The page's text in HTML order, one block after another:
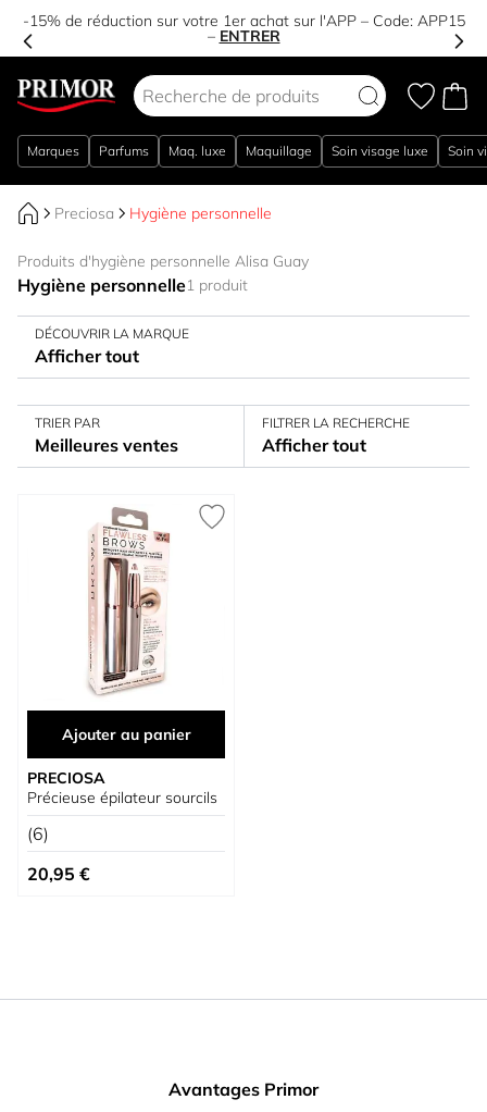
-15% de réduction sur votre 1er achat sur l'APP – Code: APP15
– ENTRER
Marques Parfums Maq. luxe Maquillage Soin visage luxe Soin
Preciosa Hygiène personnelle
Produits d'hygiène personnelle Alisa Guay
Hygiène personnelle1 produit
DÉCOUVRIR LA MARQUE
Afficher tout
TRIER PAR
Meilleures ventes
FILTRER LA RECHERCHE
Afficher tout
Ajouter au panier
PRECIOSA
Précieuse épilateur sourcils
(6)
20,95 €
Avantages Primor